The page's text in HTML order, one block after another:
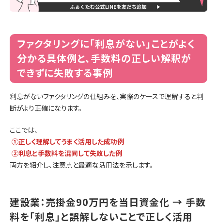
ファクタリングに「利息がない」ことがよく
分かる具体例と、手数料の正しい解釈が
できずに失敗する事例
利息がないファクタリングの仕組みを、実際のケースで理解すると判
断がより正確になります。
ここでは、
①正しく理解してうまく活用した成功例
②利息と手数料を混同して失敗した例
両方を紹介し、注意点と最適な活用法を示します。
建設業：売掛金90万円を当日資金化 → 手数
料を「利息」と誤解しないことで正しく活用